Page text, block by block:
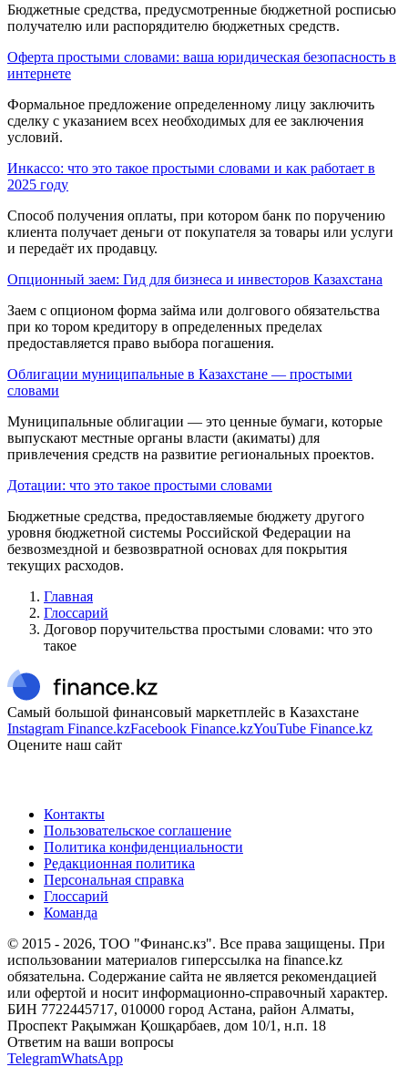
Бюджетные средства, предусмотренные бюджетной роспи­сью
получателю или распорядителю бюджетных средств.
Оферта простыми словами: ваша юридическая безопасность в
интернете
Формальное предложение определенному лицу заключить
сделку с указанием всех необходимых для ее заключения
условий.
Инкассо: что это такое простыми словами и как работает в
2025 году
Способ получения оплаты, при котором банк по поручению
клиента получает деньги от покупателя за товары или услуги
и передаёт их продавцу.
Опционный заем: Гид для бизнеса и инвесторов Казахстана
Заем с опционом форма займа или долгового обязательства
при ко тором кредитору в определенных пределах
предоставляется право выбора погашения.
Облигации муниципальные в Казахстане — простыми
словами
Муниципальные облигации — это ценные бумаги, которые
выпускают местные органы власти (акиматы) для
привлечения средств на развитие региональных проектов.
Дотации: что это такое простыми словами
Бюджетные средства, предо­ставляемые бюджету другого
уровня бюджетной системы Российской Федерации на
безвозмезд­ной и безвозвратной основах для покрытия
текущих расходов.
Главная
Глоссарий
Договор поручительства простыми словами: что это
такое
Самый большой финансовый маркетплейс в Казахстане
Instagram Finance.kzFacebook Finance.kzYouTube Finance.kz
Оцените наш сайт
Контакты
Пользовательское соглашение
Политика конфиденциальности
Редакционная политика
Персональная справка
Глоссарий
Команда
© 2015 - 2026, ТОО "Финанс.кз". Все права защищены. При
использовании материалов гиперссылка на finance.kz
обязательна. Содержание сайта не является рекомендацией
или офертой и носит информационно-справочный характер.
БИН 7722445717, 010000 город Астана, район Алматы,
Проспект Рақымжан Қошқарбаев, дом 10/1, н.п. 18
Ответим на ваши вопросы
TelegramWhatsApp